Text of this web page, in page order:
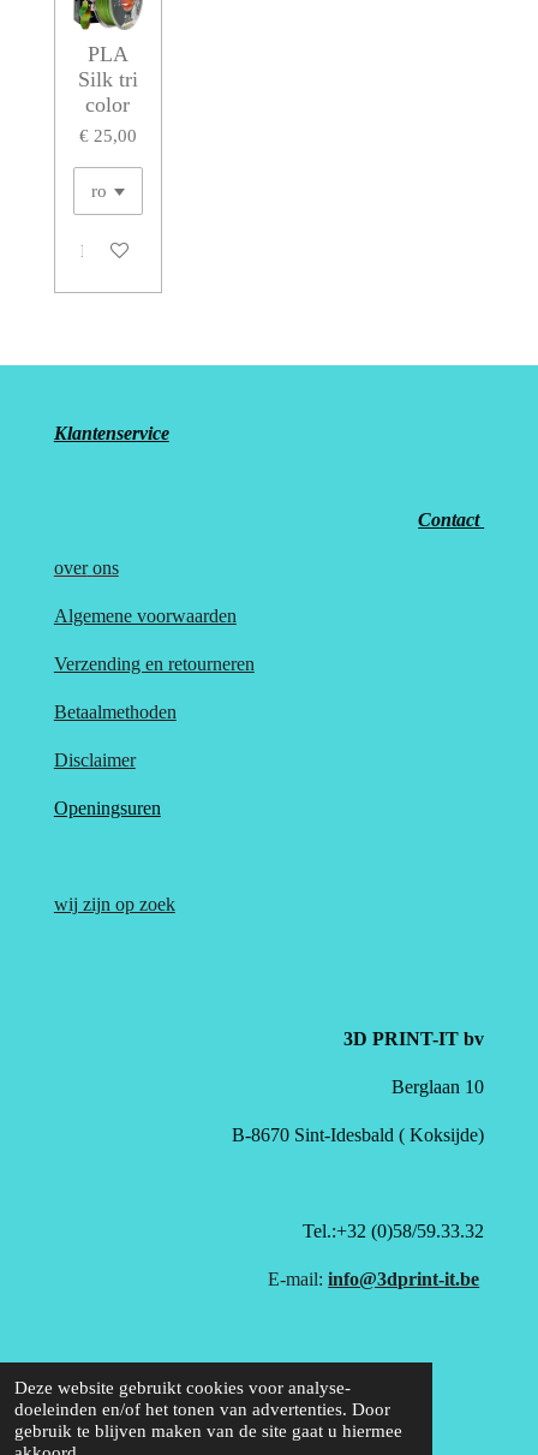
Deze website gebruikt cookies voor analyse-
doeleinden en/of het tonen van advertenties. Door
gebruik te blijven maken van de site gaat u hiermee
PLA
Silk tri
color
€ 25,00
In winkelwagen
Klantenservice
Contact
over ons
Algemene voorwaarden
Verzending en retourneren
Betaalmethoden
Disclaimer
Openingsuren
wij zijn op zoek
3D PRINT-IT bv
Berglaan 10
B-8670 Sint-Idesbald ( Koksijde)
Tel.:+32 (0)58/59.33.32
E-mail:info@3dprint-it.be